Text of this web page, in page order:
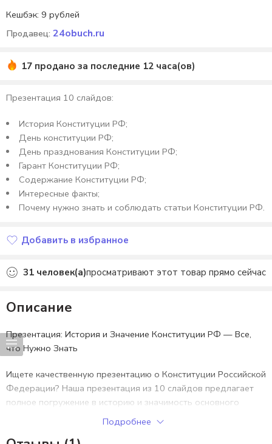
опроса
пользователя
Кешбэк: 9 рублей
Продавец: 24obuch.ru
17 продано за последние 12 часа(ов)
Презентация 10 слайдов:
История Конституции РФ;
День конституции РФ;
День празднования Конституции РФ;
Гарант Конституции РФ;
Содержание Конституции РФ;
Интересные факты;
Почему нужно знать и соблюдать статьи Конституции РФ.
Добавить в избранное
31 человек(а)просматривают этот товар прямо сейчас
Описание
Презентация: История и Значение Конституции РФ — Все,
что Нужно Знать
Ищете качественную презентацию о Конституции Российской
Федерации? Наша презентация из 10 слайдов предлагает
полное погружение в историю и значимость основного
Подробнее